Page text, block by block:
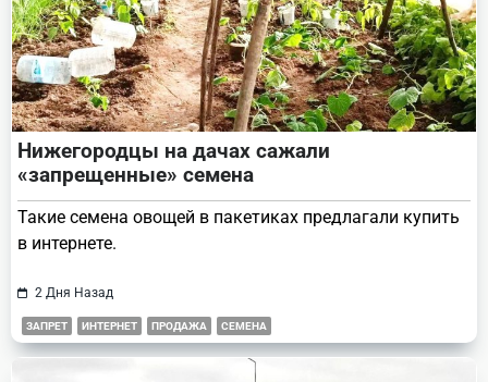
Нижегородцы на дачах сажали
«запрещенные» семена
Такие семена овощей в пакетиках предлагали купить
в интернете.
2 Дня Назад
ЗАПРЕТ ИНТЕРНЕТ ПРОДАЖА СЕМЕНА